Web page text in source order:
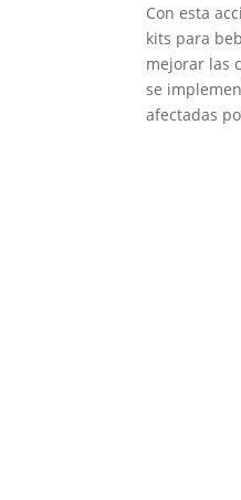
Con esta
kits para
mejorar las
se
afectadas